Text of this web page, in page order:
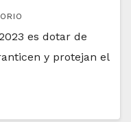
es dotar de
y protejan el